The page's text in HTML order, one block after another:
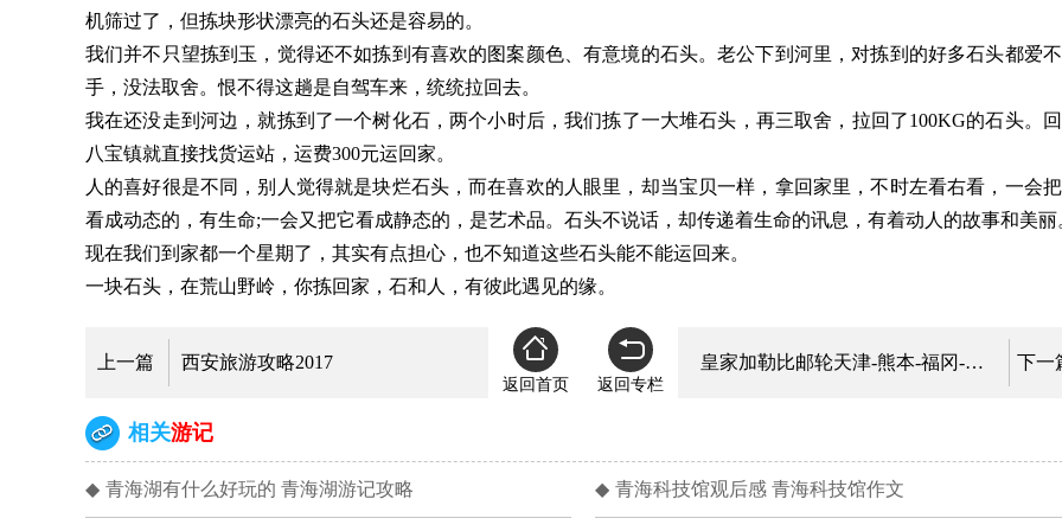
机筛过了，但拣块形状漂亮的石头还是容易的。
我们并不只望拣到玉，觉得还不如拣到有喜欢的图案颜色、有意境的石头。老公下到河里，对拣到的好多石头都爱
手，没法取舍。恨不得这趟是自驾车来，统统拉回去。
我在还没走到河边，就拣到了一个树化石，两个小时后，我们拣了一大堆石头，再三取舍，拉回了100KG的石头。回
八宝镇就直接找货运站，运费300元运回家。
人的喜好很是不同，别人觉得就是块烂石头，而在喜欢的人眼里，却当宝贝一样，拿回家里，不时左看右看，一会
看成动态的，有生命;一会又把它看成静态的，是艺术品。石头不说话，却传递着生命的讯息，有着动人的故事和美丽
现在我们到家都一个星期了，其实有点担心，也不知道这些石头能不能运回来。
一块石头，在荒山野岭，你拣回家，石和人，有彼此遇见的缘。
上一篇 西安旅游攻略2017
返回首页 返回专栏
下一
皇家加勒比邮轮天津-熊本-福冈-天津5晚6日游攻略
相关游记
◆ 青海湖有什么好玩的 青海湖游记攻略 ◆ 青海科技馆观后感 青海科技馆作文